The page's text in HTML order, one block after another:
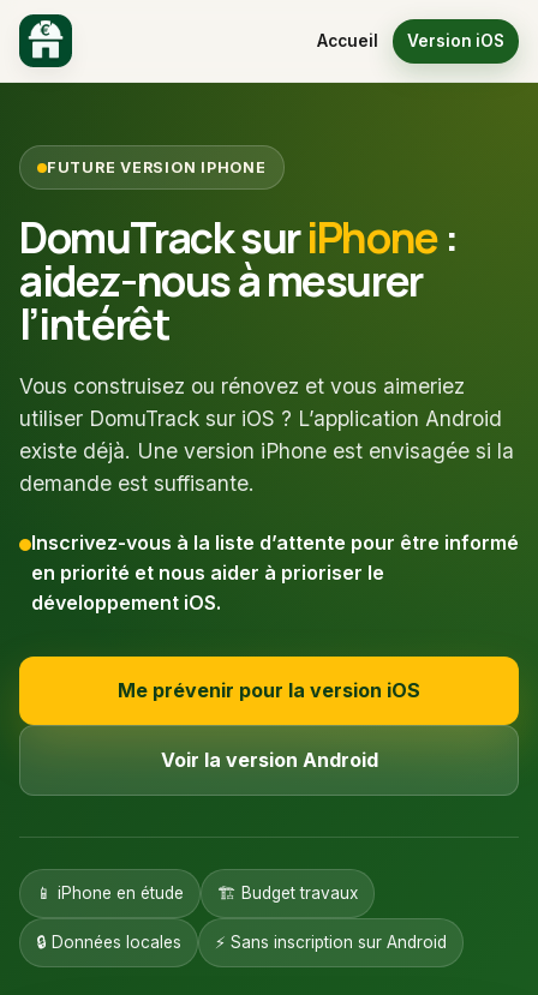
Accueil Version iOS
FUTURE VERSION IPHONE
DomuTrack suriPhone:
aidez-nous à mesurer
l’intérêt
Vous construisez ou rénovez et vous aimeriez
utiliser DomuTrack sur iOS ? L’application Android
existe déjà. Une version iPhone est envisagée si la
demande est suffisante.
Inscrivez-vous à la liste d’attente pour être informé
en priorité et nous aider à prioriser le
développement iOS.
Me prévenir pour la version iOS
Voir la version Android
📱 iPhone en étude 🏗️ Budget travaux
🔒 Données locales ⚡ Sans inscription sur Android